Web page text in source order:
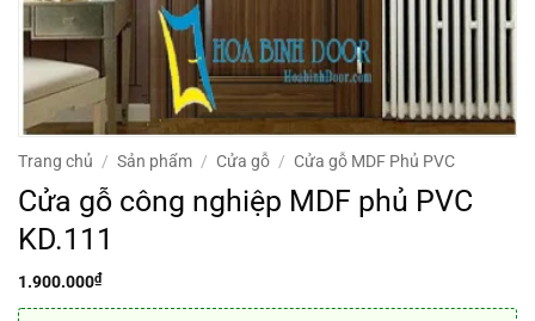
Trang chủ / Sản phẩm / Cửa gỗ / Cửa gỗ MDF Phủ PVC
Cửa gỗ công nghiệp MDF phủ PVC
KD.111
1.900.000₫